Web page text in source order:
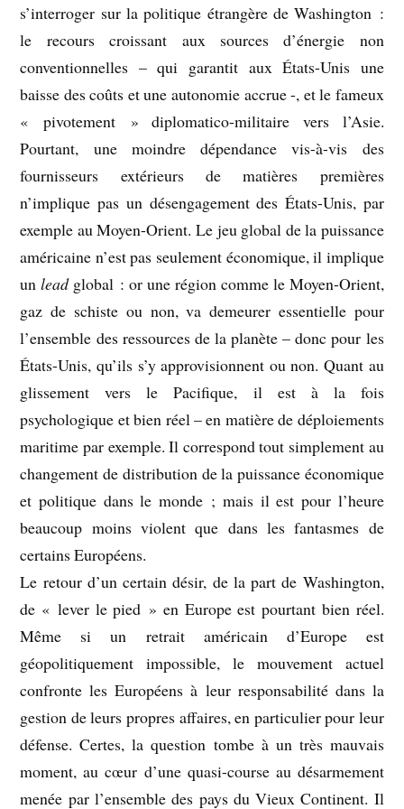
s’interroger sur la politique étrangère de Washington :
le recours croissant aux sources d’énergie non
conventionnelles – qui garantit aux États-Unis une
baisse des coûts et une autonomie accrue -, et le fameux
« pivotement » diplomatico-militaire vers l’Asie.
Pourtant, une moindre dépendance vis-à-vis des
fournisseurs extérieurs de matières premières
n’implique pas un désengagement des États-Unis, par
exemple au Moyen-Orient. Le jeu global de la puissance
américaine n’est pas seulement économique, il implique
unleadglobal : or une région comme le Moyen-Orient,
gaz de schiste ou non, va demeurer essentielle pour
l’ensemble des ressources de la planète – donc pour les
États-Unis, qu’ils s’y approvisionnent ou non. Quant au
glissement vers le Pacifique, il est à la fois
psychologique et bien réel – en matière de déploiements
maritime par exemple. Il correspond tout simplement au
changement de distribution de la puissance économique
et politique dans le monde ; mais il est pour l’heure
beaucoup moins violent que dans les fantasmes de
certains Européens.
Le retour d’un certain désir, de la part de Washington,
de « lever le pied » en Europe est pourtant bien réel.
Même si un retrait américain d’Europe est
géopolitiquement impossible, le mouvement actuel
confronte les Européens à leur responsabilité dans la
gestion de leurs propres affaires, en particulier pour leur
défense. Certes, la question tombe à un très mauvais
moment, au cœur d’une quasi-course au désarmement
menée par l’ensemble des pays du Vieux Continent. Il